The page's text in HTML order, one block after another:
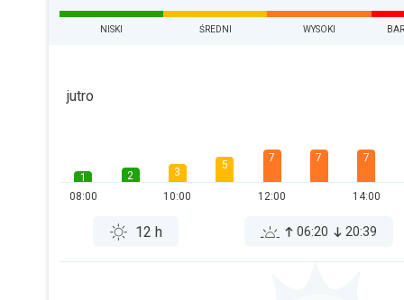
NISKI ŚREDNI WYSOKI
jutro
1
08:00
2
3
10:00
5
7
12:00
7 7
14:00
12 h 06:20 20:39